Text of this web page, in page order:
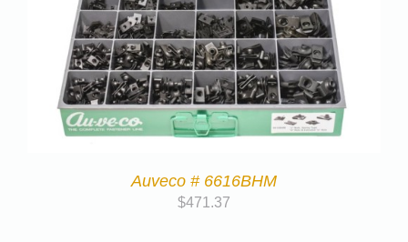
Auveco # 6616BHM
$471.37